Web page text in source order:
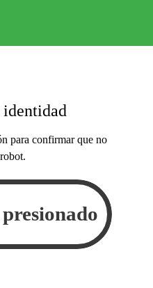
para confirmar que no